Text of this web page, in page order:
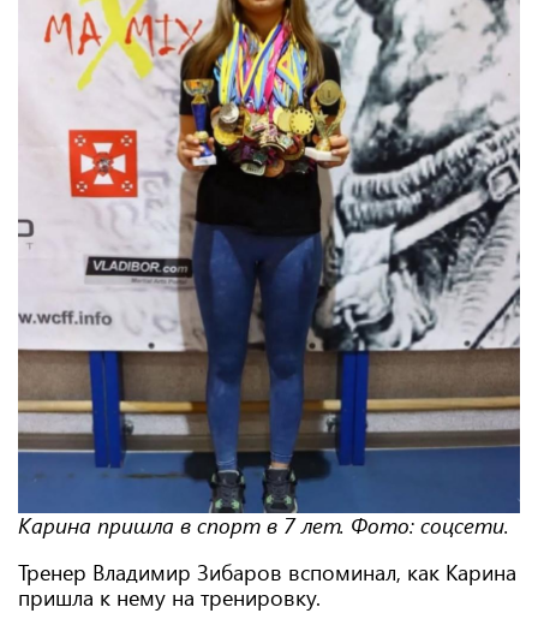
Карина пришла в спорт в 7 лет. Фото: соцсети.
Тренер Владимир Зибаров вспоминал, как Карина
пришла к нему на тренировку.